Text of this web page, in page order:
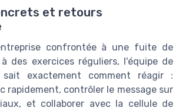
et retours
confrontée à une fuite de
à des exercices réguliers, l'équipe de
sait exactement comment réagir :
rapidement, contrôler le message sur
et collaborer avec la cellule de